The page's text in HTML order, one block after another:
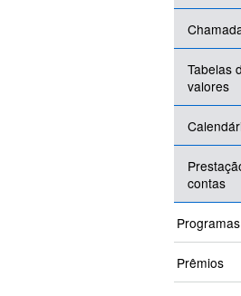
Tabelas
valores
contas
Programas
Prêmios